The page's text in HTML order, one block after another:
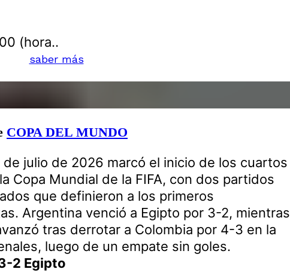
(hora..
saber más
COPA DEL MUNDO
de julio de 2026 marcó el inicio de los cuartos
Copa Mundial de la FIFA, con dos partidos
que definieron a los primeros
Argentina venció a Egipto por 3-2, mientras
tras derrotar a Colombia por 4-3 en la
luego de un empate sin goles.
2 Egipto